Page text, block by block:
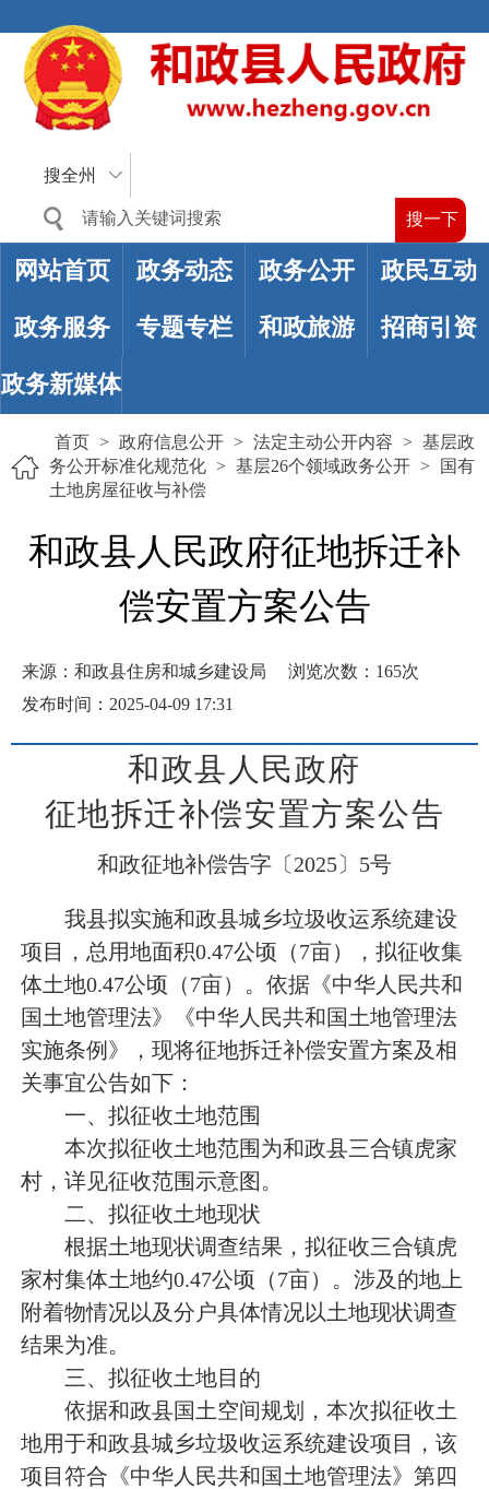
搜全州
网站首页 政务动态 政务公开 政民互动
政务服务 专题专栏 和政旅游 招商引资
政务新媒体
首页 > 政府信息公开 > 法定主动公开内容 > 基层政
务公开标准化规范化 > 基层26个领域政务公开 >
国有
土地房屋征收与补偿
和政县人民政府征地拆迁补
偿安置方案公告
来源：和政县住房和城乡建设局 浏览次数： 165次
发布时间：2025-04-09 17:31
和政县 人民政府
征地拆迁补偿安置方案公告
和政征地补偿告字〔 2025〕5号
我县拟实施和政县城乡垃圾收运系统建设
项目
，总用地面积0.47公顷（7亩），拟征收集
体土地0.47公顷（7亩） 。依据《中华人民共和
国土地管理法》《中华人民共和国土地管理法
实施条例》，现将征地拆迁补偿安置方案及相
关事宜公告如下：
一、拟征收土地范围
本次拟征收土地范围为和政县三合镇虎家
村，详见征收范围示意图。
二、拟征收土地现状
根据土地现状调查结果，拟征收三合镇虎
家村集体土地约0.47公顷（7亩） 。涉及的地上
附着物情况以及分户具体情况以土地现状调查
结果为准。
三、拟征收土地目的
依据和政县国土空间规划，本次拟征收土
地用于和政县城乡垃圾收运系统建设项目 ， 该
项目符合《中华人民共和国土地管理法》第四